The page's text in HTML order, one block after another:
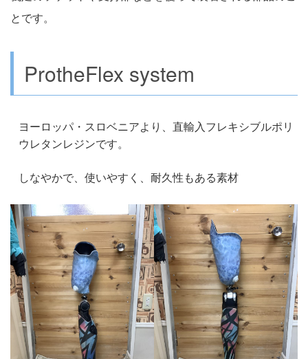
とです。
ProtheFlex system
ヨーロッパ・スロベニアより、直輸入フレキシブルポリ
ウレタンレジンです。
しなやかで、使いやすく、耐久性もある素材